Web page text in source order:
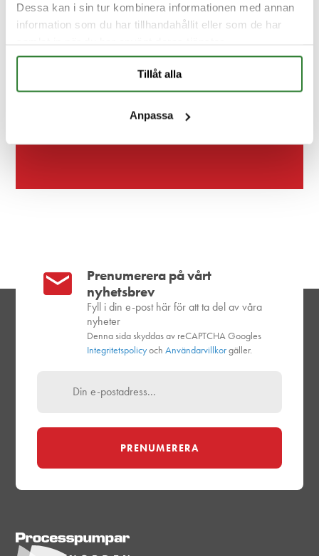
Dessa kan i sin tur kombinera informationen med annan
information som du har tillhandahållit eller som de har
Tillåt alla
Anpassa
Prenumerera på vårt
nyhetsbrev
Fyll i din e-post här för att ta del av våra
nyheter
Denna sida skyddas av reCAPTCHA Googles
IntegritetspolicyochAnvändarvillkorgäller.